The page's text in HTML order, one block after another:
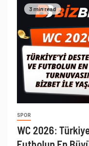
3 min read
SPOR
WC 2026: